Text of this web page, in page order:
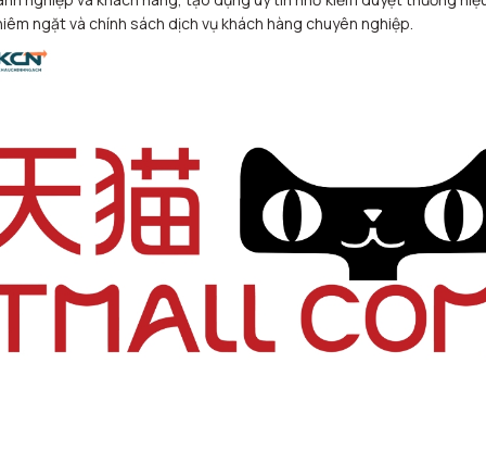
ngặt và chính sách dịch vụ khách hàng chuyên nghiệp.​